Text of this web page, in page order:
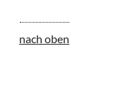
nach oben